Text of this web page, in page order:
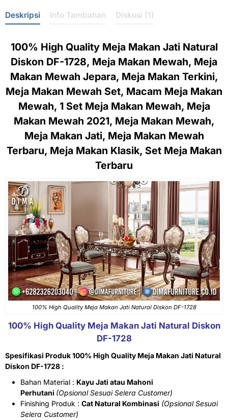
Deskripsi Info Tambahan Diskusi (1)
100% High Quality Meja Makan Jati Natural
Diskon DF-1728, Meja Makan Mewah, Meja
Makan Mewah Jepara, Meja Makan Terkini,
Meja Makan Mewah Set, Macam Meja Makan
Mewah, 1 Set Meja Makan Mewah, Meja
Makan Mewah 2021, Meja Makan Mewah,
Meja Makan Jati, Meja Makan Mewah
Terbaru, Meja Makan Klasik, Set Meja Makan
Terbaru
100% High Quality Meja Makan Jati Natural Diskon DF-1728
100% High Quality Meja Makan Jati Natural Diskon
DF-1728
Spesifikasi Produk 100% High Quality Meja Makan Jati Natural
Diskon DF-1728 :
Bahan Material : Kayu Jati atau Mahoni
Perhutani (Opsional Sesuai Selera Customer)
Finishing Produk : Cat Natural Kombinasi (Opsional Sesuai
Selera Customer)